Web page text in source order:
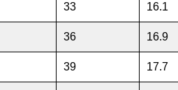
33 16.1
36 16.9
39 17.7